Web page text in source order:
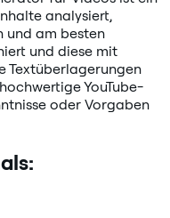
analysiert,
und am besten
und diese mit
Textüberlagerungen
YouTube-
oder Vorgaben